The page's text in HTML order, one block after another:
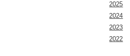
2025
2024
2023
2022